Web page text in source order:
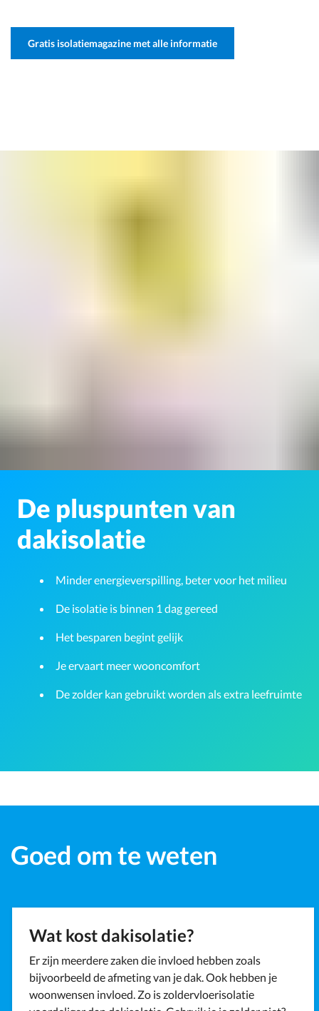
Gratis isolatiemagazine met alle informatie
De pluspunten van
dakisolatie
Minder energieverspilling, beter voor het milieu
De isolatie is binnen 1 dag gereed
Het besparen begint gelijk
Je ervaart meer wooncomfort
De zolder kan gebruikt worden als extra leefruimte
Goed om te weten
Wat kost dakisolatie?
Er zijn meerdere zaken die invloed hebben zoals
bijvoorbeeld de afmeting van je dak. Ook hebben je
woonwensen invloed. Zo is zoldervloerisolatie